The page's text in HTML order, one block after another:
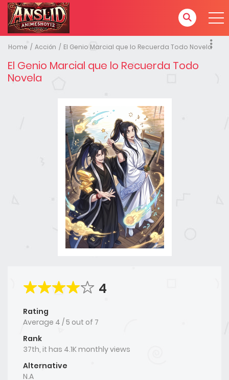
Home Acción El Genio Marcial que lo Recuerda Todo Novela
El Genio Marcial que lo Recuerda Todo
Novela
4
Rating
Average 4 /5 out of 7
Rank
37th, it has 4.1K monthly views
Alternative
N.A